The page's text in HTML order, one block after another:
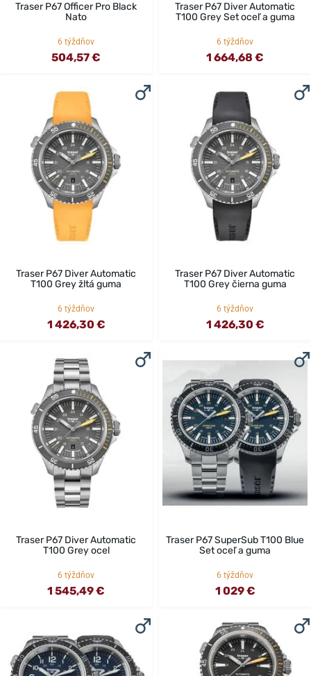
Traser P67 Officer Pro Black
Nato
6 týždňov
504,57 €
Traser P67 Diver Automatic
T100 Grey Set oceľ a guma
6 týždňov
1 664,68 €
Traser P67 Diver Automatic
T100 Grey žltá guma
6 týždňov
1 426,30 €
Traser P67 Diver Automatic
T100 Grey čierna guma
6 týždňov
1 426,30 €
Traser P67 Diver Automatic
T100 Grey ocel
6 týždňov
1 545,49 €
Traser P67 SuperSub T100 Blue
Set oceľ a guma
6 týždňov
1 029 €